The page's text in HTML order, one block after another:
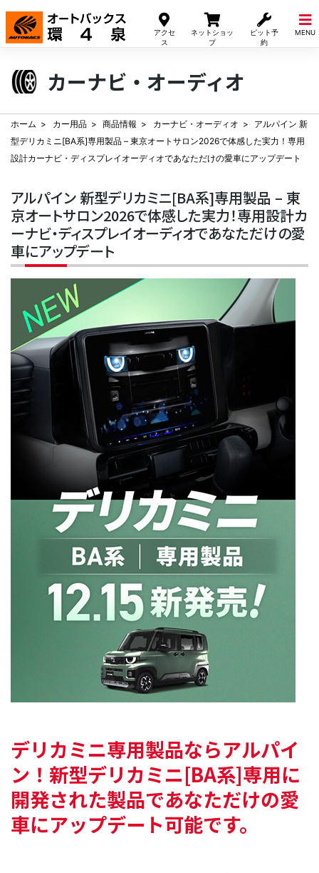
アクセ
ス
ネットショッ
プ
ピット予
約
MENU
Skip
content
カーナビ・オーディオ
ホーム カー用品 商品情報 カーナビ・オーディオ
アルパイン 新
型デリカミニ[BA系]専用製品 – 東京オートサロン2026で体感した実力！専用
設計カーナビ・ディスプレイオーディオであなただけの愛車にアップデート
アルパイン 新型デリカミニ[BA系]専用製品 – 東
京オートサロン2026で体感した実力！専用設計カ
ーナビ・ディスプレイオーディオであなただけの愛
車にアップデート
デリカミニ専用製品ならアルパイ
ン！ 新型デリカミニ[BA系]専用に
開発された製品であなただけの愛
車にアップデート可能です。